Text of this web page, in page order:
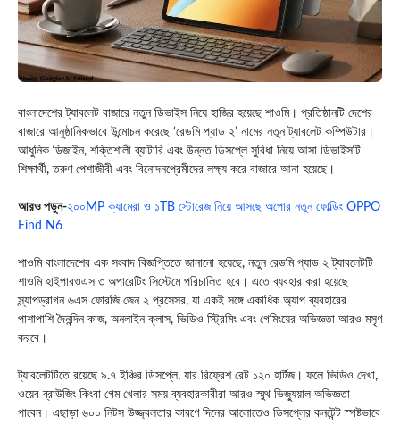
বাংলাদেশের ট্যাবলেট বাজারে নতুন ডিভাইস নিয়ে হাজির হয়েছে শাওমি। প্রতিষ্ঠানটি দেশের
বাজারে আনুষ্ঠানিকভাবে উন্মোচন করেছে ‘রেডমি প্যাড ২’ নামের নতুন ট্যাবলেট কম্পিউটার।
আধুনিক ডিজাইন, শক্তিশালী ব্যাটারি এবং উন্নত ডিসপ্লে সুবিধা নিয়ে আসা ডিভাইসটি
শিক্ষার্থী, তরুণ পেশাজীবী এবং বিনোদনপ্রেমীদের লক্ষ্য করে বাজারে আনা হয়েছে।
আরও পড়ুন-২০০MP ক্যামেরা ও ১TB স্টোরেজ নিয়ে আসছে অপোর নতুন ফোল্ডিং OPPO
Find N6
শাওমি বাংলাদেশের এক সংবাদ বিজ্ঞপ্তিতে জানানো হয়েছে, নতুন রেডমি প্যাড ২ ট্যাবলেটটি
শাওমি হাইপারওএস ৩ অপারেটিং সিস্টেমে পরিচালিত হবে। এতে ব্যবহার করা হয়েছে
স্ন্যাপড্রাগন ৬এস ফোরজি জেন ২ প্রসেসর, যা একই সঙ্গে একাধিক অ্যাপ ব্যবহারের
পাশাপাশি দৈনন্দিন কাজ, অনলাইন ক্লাস, ভিডিও স্ট্রিমিং এবং গেমিংয়ের অভিজ্ঞতা আরও মসৃণ
করবে।
ট্যাবলেটটিতে রয়েছে ৯.৭ ইঞ্চির ডিসপ্লে, যার রিফ্রেশ রেট ১২০ হার্টজ। ফলে ভিডিও দেখা,
ওয়েব ব্রাউজিং কিংবা গেম খেলার সময় ব্যবহারকারীরা আরও স্মুথ ভিজ্যুয়াল অভিজ্ঞতা
পাবেন। এছাড়া ৬০০ নিটস উজ্জ্বলতার কারণে দিনের আলোতেও ডিসপ্লের কনটেন্ট স্পষ্টভাবে